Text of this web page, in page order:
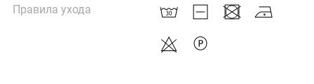
Правила ухода